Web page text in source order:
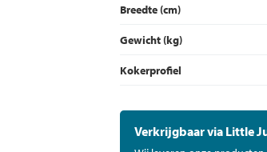
Breedte (cm)
Gewicht (kg)
Kokerprofiel
Verkrijgbaar via Little